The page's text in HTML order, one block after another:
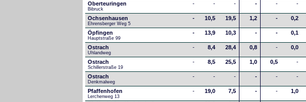
Oberteuringen
Bibruck
- - - - - -
Ochsenhausen
Ehrensberger Weg 5
- 10,5 19,5 1,2 - 0,2
Öpfingen
Hauptstraße 99
- 13,9 10,3 - - 0,1
Ostrach
Uhlandweg
- 8,4 28,4 0,8 - 0,0
Ostrach
Schillerstraße 19
- 8,5 25,5 1,0 0,5 -
Ostrach
Denkmalweg
- - - - - -
Pfaffenhofen
Lerchenweg 13
- 19,0 7,5 - - 1,0